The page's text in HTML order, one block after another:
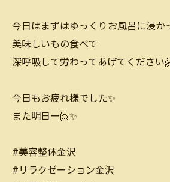
今日はまずはゆっくりお風呂に浸か
美味しいもの食べて
深呼吸して労わってあげてください
今日もお疲れ様でした✨
また明日ー🙋✨
#美容整体金沢
#リラクゼーション金沢